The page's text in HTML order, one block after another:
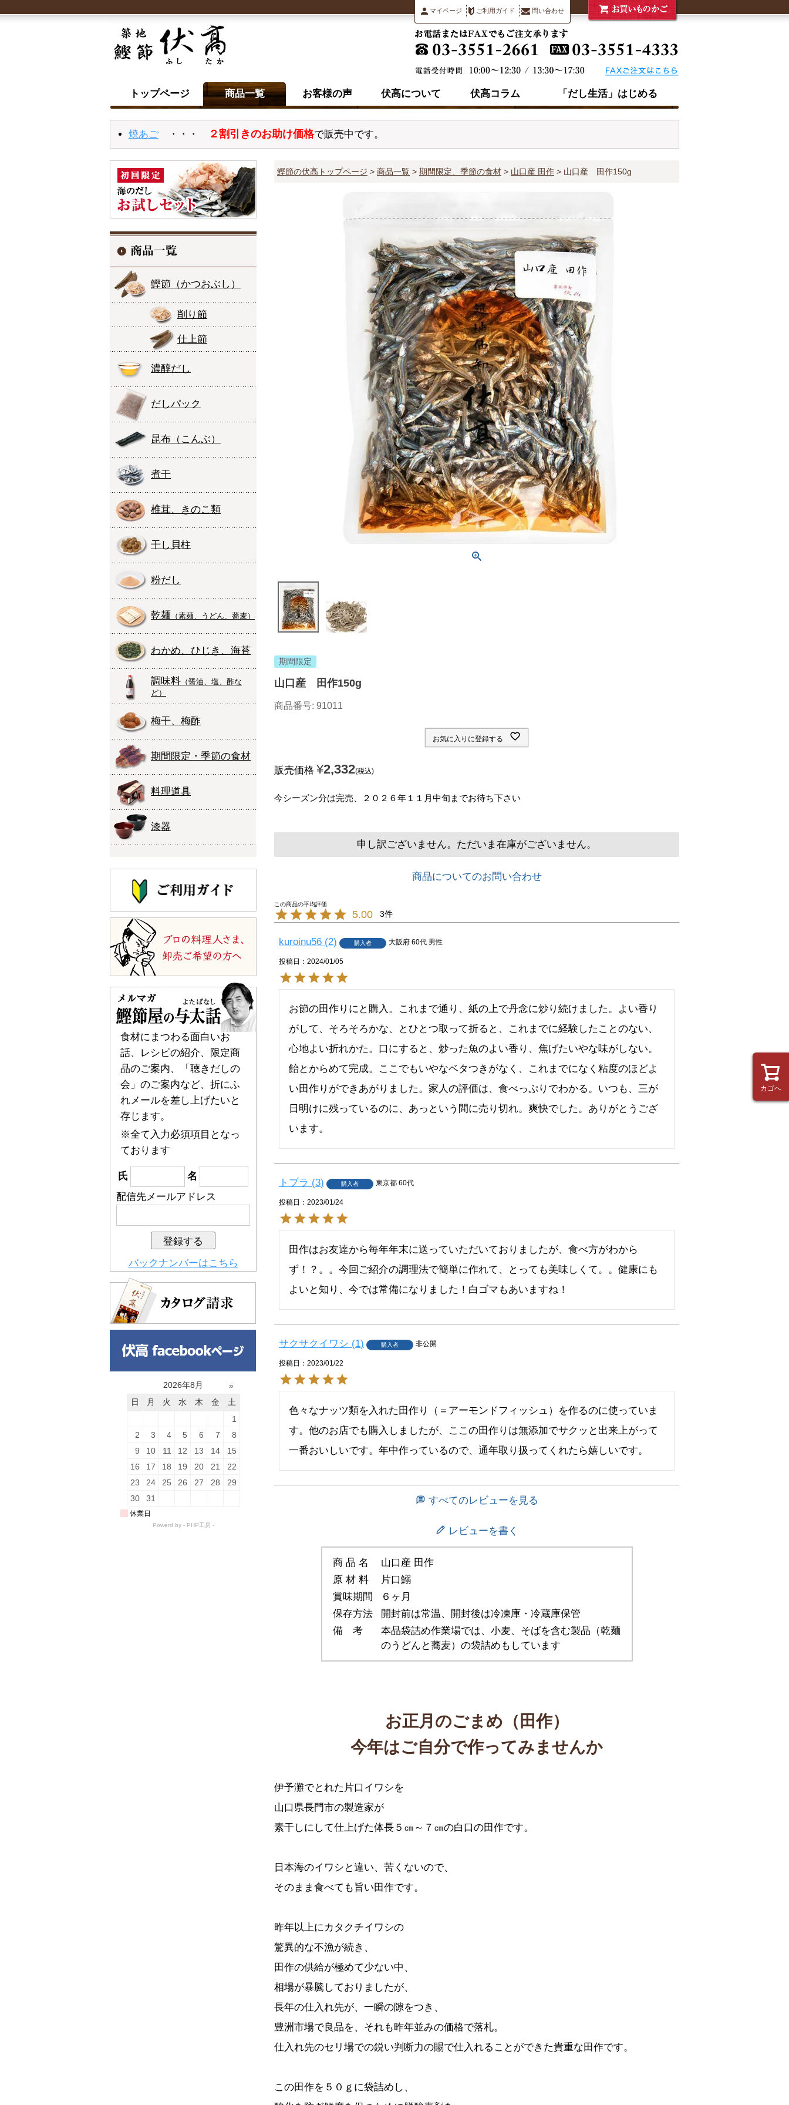
マイページ ご利用ガイド 問い合わせ
トップページ 商品一覧 お客様の声 伏高について 伏高コラム 「だし生活」はじめる
焼あご・・・ ２割引きのお助け価格で販売中です。
鰹節 （かつおぶし）
削り節
仕上節
濃醇だし
だしパック
昆布 （こんぶ）
煮干
椎茸、きのこ類
干し貝柱
粉だし
乾麺 （素麺、うどん、蕎麦）
わかめ、ひじき、海苔
調味料 （醤油、塩、酢な
ど）
梅干、梅酢
期間限定・季節の食材
料理道具
漆器
食材にまつわる面白いお
話、レシピの紹介、限定商
品のご案内、「聴きだしの
会」のご案内など、折にふ
れメールを差し上げたいと
存じます。
※全て入力必須項目となっ
ております
氏
名
配信先メールアドレス
バックナンバーはこちら
鰹節の伏高トップページ 商品一覧 期間限定、季節の食材 山口産 田作 山口産 田作150g
期間限定
山口産 田作150g
商品番号 91011
販売価格 ¥2,332 税込
今シーズン分は完売、２０２６年１１月中旬までお待ち下さい
お気に入りに登録する
申し訳ございません。ただいま在庫がございません。
商品についてのお問い合わせ
5.00 3
kuroinu56 2 購入者 大阪府 60代 男性
投稿日 2024/01/05
お節の田作りにと購入。これまで通り、紙の上で丹念に炒り続けました。よい香り
がして、そろそろかな、とひとつ取って折ると、これまでに経験したことのない、
心地よい折れかた。口にすると、炒った魚のよい香り、焦げたいやな味がしない。
飴とからめて完成。ここでもいやなベタつきがなく、これまでになく粘度のほどよ
い田作りができあがりました。家人の評価は、食べっぷりでわかる。いつも、三が
日明けに残っているのに、あっという間に売り切れ。爽快でした。ありがとうござ
います。
トプラ 3 購入者 東京都 60代
投稿日 2023/01/24
田作はお友達から毎年年末に送っていただいておりましたが、食べ方がわから
ず！？。。今回ご紹介の調理法で簡単に作れて、とっても美味しくて。。健康にも
よいと知り、今では常備になりました！白ゴマもあいますね！
サクサクイワシ 1 購入者 非公開
投稿日 2023/01/22
色々なナッツ類を入れた田作り（＝アーモンドフィッシュ）を作るのに使っていま
す。他のお店でも購入しましたが、ここの田作りは無添加でサクッと出来上がって
一番おいしいです。年中作っているので、通年取り扱ってくれたら嬉しいです。
すべてのレビューを見る
レビューを書く
商 品 名
山口産 田作
原 材 料
片口鰯
賞味期間
６ヶ月
保存方法
開封前は常温、開封後は冷凍庫・冷蔵庫保管
備 考
本品袋詰め作業場では、小麦、そばを含む製品（乾麺
のうどんと蕎麦）の袋詰めもしています
お正月のごまめ（田作）
今年はご自分で作ってみませんか
伊予灘でとれた片口イワシを
山口県長門市の製造家が
素干しにして仕上げた体長５㎝～７㎝の白口の田作です。
日本海のイワシと違い、苦くないので、
そのまま食べても旨い田作です。
昨年以上にカタクチイワシの
驚異的な不漁が続き、
田作の供給が極めて少ない中、
相場が暴騰しておりましたが、
長年の仕入れ先が、一瞬の隙をつき、
豊洲市場で良品を、それも昨年並みの価格で落札。
仕入れ先のセリ場での鋭い判断力の賜で仕入れることができた貴重な田作です。
この田作を５０ｇに袋詰めし、
カゴへ